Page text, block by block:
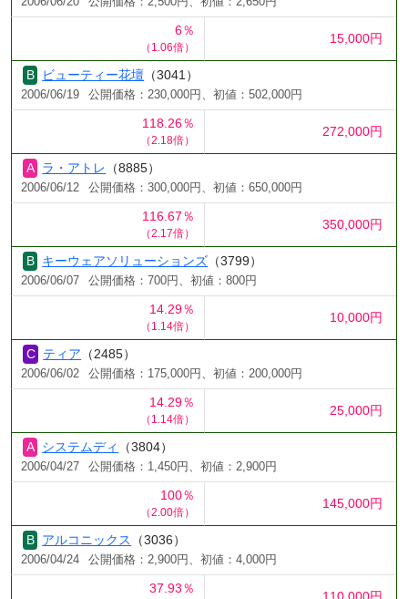
6％
（1.06倍）
15,000円
ビューティー花壇 （3041）
2006/06/19 公開価格：230,000円、初値：502,000円
118.26％
（2.18倍）
272,000円
ラ・アトレ （8885）
2006/06/12 公開価格：300,000円、初値：650,000円
116.67％
（2.17倍）
350,000円
キーウェアソリューションズ （3799）
2006/06/07 公開価格：700円、初値：800円
14.29％
（1.14倍）
10,000円
ティア （2485）
2006/06/02 公開価格：175,000円、初値：200,000円
14.29％
（1.14倍）
25,000円
システムディ （3804）
2006/04/27 公開価格：1,450円、初値：2,900円
100％
（2.00倍）
145,000円
アルコニックス （3036）
2006/04/24 公開価格：2,900円、初値：4,000円
37.93％
110,000円